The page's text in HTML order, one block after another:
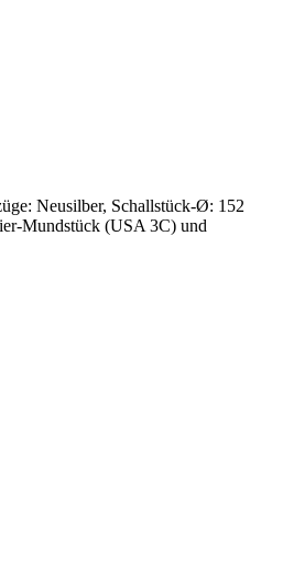
Neusilber, Schallstück-Ø: 152
Mundstück (USA 3C) und